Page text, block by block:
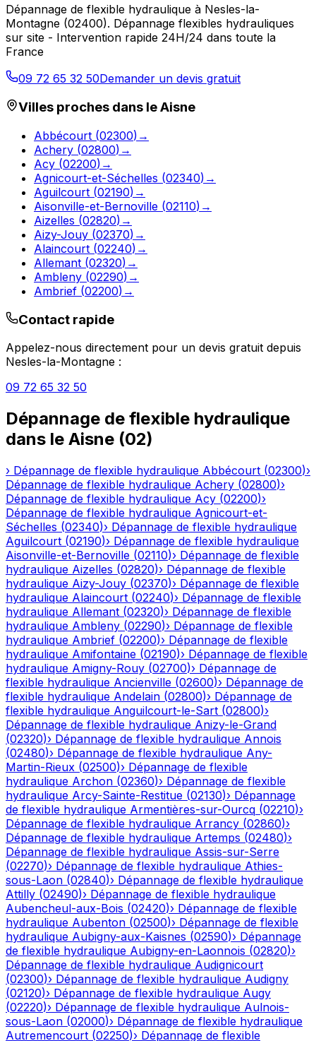
Dépannage de flexible hydraulique à Nesles-la-
Montagne (02400). Dépannage flexibles hydrauliques
sur site - Intervention rapide 24H/24 dans toute la
France
09 72 65 32 50Demander un devis gratuit
Villes proches dans leAisne
Abbécourt (02300) →
Achery (02800) →
Acy (02200) →
Agnicourt-et-Séchelles (02340) →
Aguilcourt (02190) →
Aisonville-et-Bernoville (02110) →
Aizelles (02820) →
Aizy-Jouy (02370) →
Alaincourt (02240) →
Allemant (02320) →
Ambleny (02290) →
Ambrief (02200) →
Contact rapide
Appelez-nous directement pour un devis gratuit depuis
Nesles-la-Montagne :
09 72 65 32 50
Dépannage de flexible hydraulique
dans le Aisne (02)
› Dépannage de flexible hydraulique Abbécourt (02300)›
Dépannage de flexible hydraulique Achery (02800)›
Dépannage de flexible hydraulique Acy (02200)›
Dépannage de flexible hydraulique Agnicourt-et-
Séchelles (02340)› Dépannage de flexible hydraulique
Aguilcourt (02190)› Dépannage de flexible hydraulique
Aisonville-et-Bernoville (02110)› Dépannage de flexible
hydraulique Aizelles (02820)› Dépannage de flexible
hydraulique Aizy-Jouy (02370)› Dépannage de flexible
hydraulique Alaincourt (02240)› Dépannage de flexible
hydraulique Allemant (02320)› Dépannage de flexible
hydraulique Ambleny (02290)› Dépannage de flexible
hydraulique Ambrief (02200)› Dépannage de flexible
hydraulique Amifontaine (02190)› Dépannage de flexible
hydraulique Amigny-Rouy (02700)› Dépannage de
flexible hydraulique Ancienville (02600)› Dépannage de
flexible hydraulique Andelain (02800)› Dépannage de
flexible hydraulique Anguilcourt-le-Sart (02800)›
Dépannage de flexible hydraulique Anizy-le-Grand
(02320)› Dépannage de flexible hydraulique Annois
(02480)› Dépannage de flexible hydraulique Any-
Martin-Rieux (02500)› Dépannage de flexible
hydraulique Archon (02360)› Dépannage de flexible
hydraulique Arcy-Sainte-Restitue (02130)› Dépannage
de flexible hydraulique Armentières-sur-Ourcq (02210)›
Dépannage de flexible hydraulique Arrancy (02860)›
Dépannage de flexible hydraulique Artemps (02480)›
Dépannage de flexible hydraulique Assis-sur-Serre
(02270)› Dépannage de flexible hydraulique Athies-
sous-Laon (02840)› Dépannage de flexible hydraulique
Attilly (02490)› Dépannage de flexible hydraulique
Aubencheul-aux-Bois (02420)› Dépannage de flexible
hydraulique Aubenton (02500)› Dépannage de flexible
hydraulique Aubigny-aux-Kaisnes (02590)› Dépannage
de flexible hydraulique Aubigny-en-Laonnois (02820)›
Dépannage de flexible hydraulique Audignicourt
(02300)› Dépannage de flexible hydraulique Audigny
(02120)› Dépannage de flexible hydraulique Augy
(02220)› Dépannage de flexible hydraulique Aulnois-
sous-Laon (02000)› Dépannage de flexible hydraulique
Autremencourt (02250)› Dépannage de flexible